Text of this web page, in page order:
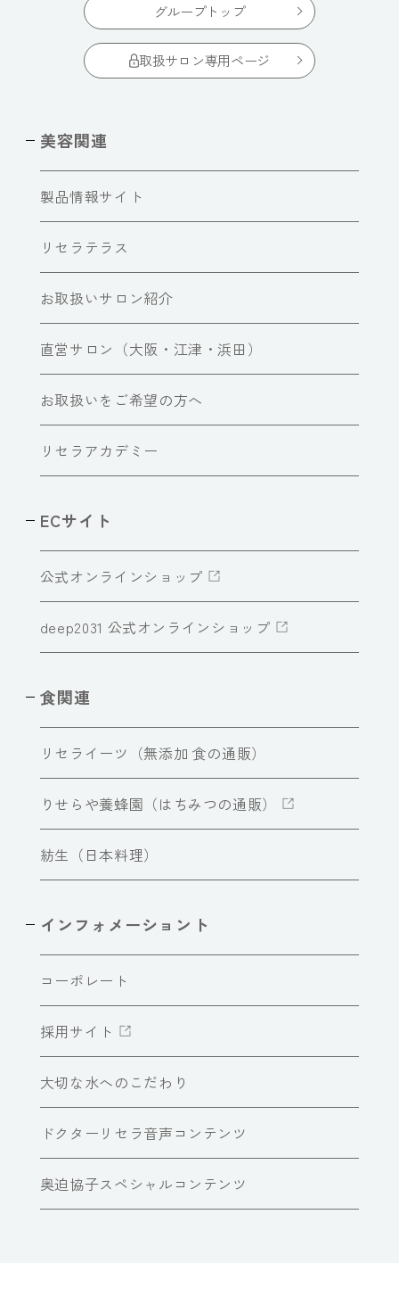
グループトップ
取扱サロン専用ページ
美容関連
製品情報サイト
リセラテラス
お取扱いサロン紹介
直営サロン（大阪・江津・浜田）
お取扱いをご希望の方へ
リセラアカデミー
ECサイト
公式オンラインショップ
deep2031 公式オンラインショップ
食関連
リセライーツ（無添加 食の通販）
りせらや養蜂園（はちみつの通販）
紡生（日本料理）
インフォメーショント
コーポレート
採用サイト
大切な水へのこだわり
ドクターリセラ音声コンテンツ
奥迫協子スペシャルコンテンツ